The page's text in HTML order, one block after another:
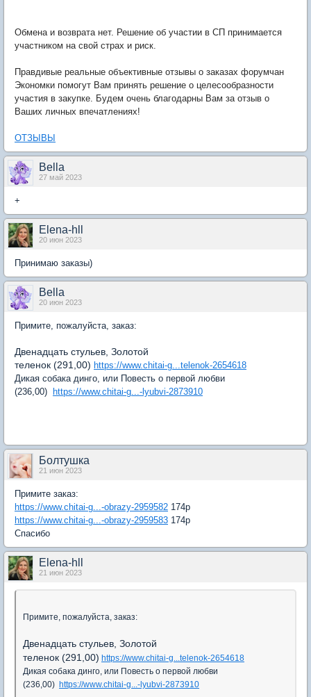
Обмена и возврата нет. Решение об участии в СП принимается
участником на свой страх и риск.
Правдивые реальные объективные отзывы о заказах форумчан
Экономки помогут Вам принять решение о целесообразности
участия в закупке. Будем очень благодарны Вам за отзыв о
Ваших личных впечатлениях!
ОТЗЫВЫ
Bella
27 май 2023
+
Elena-hll
20 июн 2023
Принимаю заказы)
Bella
20 июн 2023
Примите, пожалуйста, заказ:
Двенадцать стульев, Золотой
теленок (291,00) https://www.chitai-g...telenok-2654618
Дикая собака динго, или Повесть о первой любви
(236,00)
https://www.chitai-g...-lyubvi-2873910
Болтушка
21 июн 2023
Примите заказ:
https://www.chitai-g...-obrazy-2959582 174р
https://www.chitai-g...-obrazy-2959583 174р
Спасибо
Elena-hll
21 июн 2023
Примите, пожалуйста, заказ:
Двенадцать стульев, Золотой
теленок (291,00) https://www.chitai-g...telenok-2654618
Дикая собака динго, или Повесть о первой любви
(236,00) https://www.chitai-g...-lyubvi-2873910